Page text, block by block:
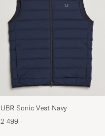
UBR Sonic Vest Navy
2 499,-